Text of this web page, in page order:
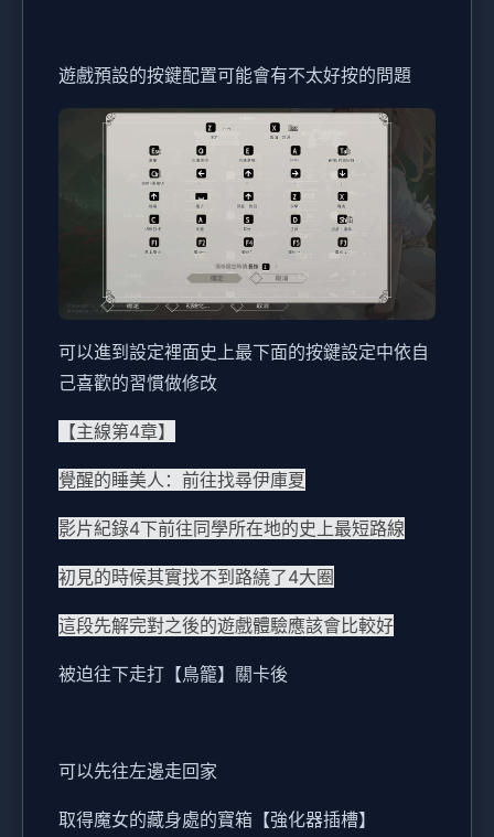
遊戲預設的按鍵配置可能會有不太好按的問題
可以進到設定裡面史上最下面的按鍵設定中依自
己喜歡的習慣做修改
【主線第4章】
覺醒的睡美人：前往找尋伊庫夏
影片紀錄4下前往同學所在地的史上最短路線
初見的時候其實找不到路繞了4大圈
這段先解完對之後的遊戲體驗應該會比較好
被迫往下走打【鳥籠】關卡後
可以先往左邊走回家
取得魔女的藏身處的寶箱【強化器插槽】